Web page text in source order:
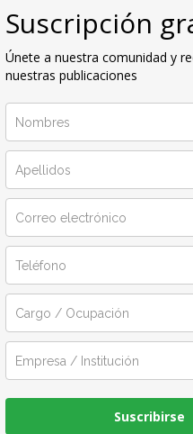
Suscripción
Únete a nuestra comunidad y
nuestras publicaciones
Suscribirse